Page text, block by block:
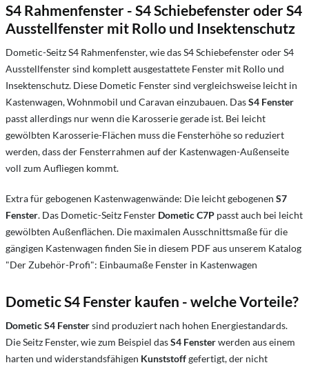
S4 Rahmenfenster - S4 Schiebefenster oder S4
Ausstellfenster mit Rollo und Insektenschutz
Dometic-Seitz S4 Rahmenfenster, wie das S4 Schiebefenster oder S4
Ausstellfenster sind komplett ausgestattete Fenster mit Rollo und
Insektenschutz. Diese Dometic Fenster sind vergleichsweise leicht in
Kastenwagen, Wohnmobil und Caravan einzubauen. DasS4 Fenster
passt allerdings nur wenn die Karosserie gerade ist. Bei leicht
gewölbten Karosserie-Flächen muss die Fensterhöhe so reduziert
werden, dass der Fensterrahmen auf der Kastenwagen-Außenseite
voll zum Aufliegen kommt.
Extra für gebogenen Kastenwagenwände: Die leicht gebogenen S7
Fenster. Das Dometic-Seitz Fenster Dometic C7P passt auch bei leicht
gewölbten Außenflächen. Die maximalen Ausschnittsmaße für die
gängigen Kastenwagen finden Sie in diesem PDF aus unserem Katalog
"Der Zubehör-Profi": Einbaumaße Fenster in Kastenwagen
Dometic S4 Fenster kaufen - welche Vorteile?
Dometic S4 Fenstersind produziert nach hohen Energiestandards.
Die Seitz Fenster, wie zum Beispiel dasS4 Fensterwerden aus einem
harten und widerstandsfähigen Kunststoffgefertigt, der nicht